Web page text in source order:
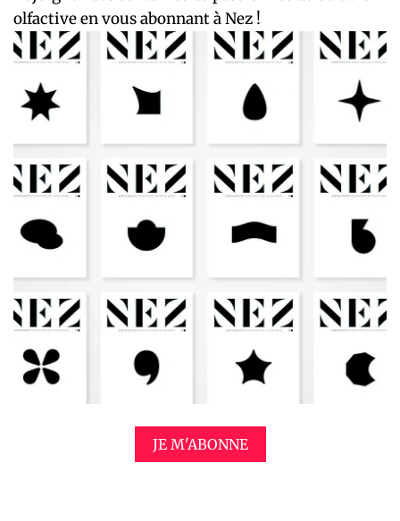
olfactive en vous abonnant à Nez !
JE M'ABONNE